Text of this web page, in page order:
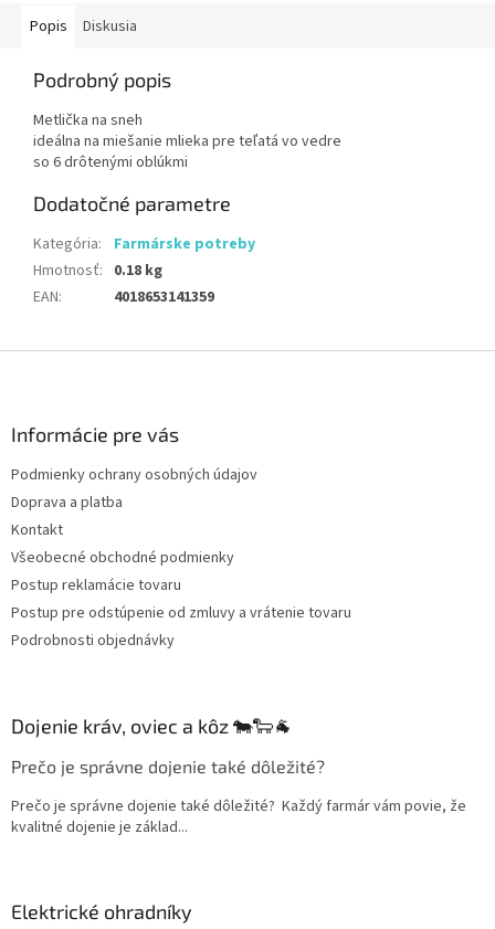
Popis Diskusia
Podrobný popis
Metlička na sneh
ideálna na miešanie mlieka pre teľatá vo vedre
so 6 drôtenými oblúkmi
Dodatočné parametre
Kategória:
Farmárske potreby
Hmotnosť: 0.18 kg
EAN: 4018653141359
Informácie pre vás
Podmienky ochrany osobných údajov
Doprava a platba
Kontakt
Všeobecné obchodné podmienky
Postup reklamácie tovaru
Postup pre odstúpenie od zmluvy a vrátenie tovaru
Podrobnosti objednávky
Dojenie kráv, oviec a kôz 🐄🐑🐐
Prečo je správne dojenie také dôležité?
Prečo je správne dojenie také dôležité? Každý farmár vám povie, že
kvalitné dojenie je základ...
Elektrické ohradníky